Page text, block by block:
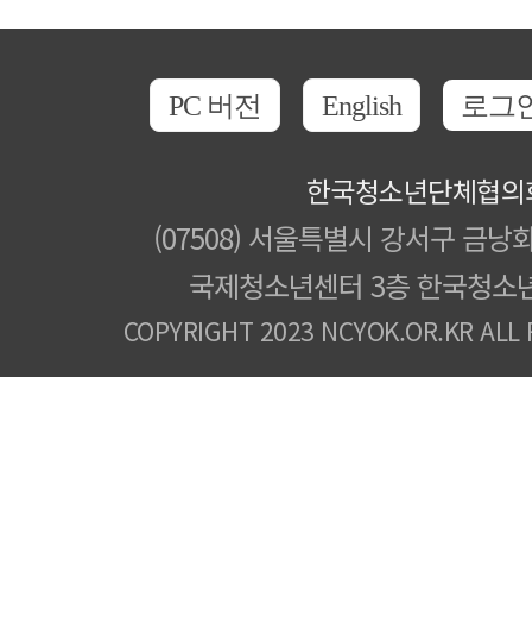
PC 버전 English 로그
한국청소년단체협
(07508) 서울특별시 강서구 금낭
국제청소년센터 3층 한국청소
COPYRIGHT 2023 NCYOK.OR.KR ALL